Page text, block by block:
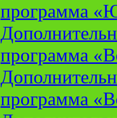
программа
программа
программа